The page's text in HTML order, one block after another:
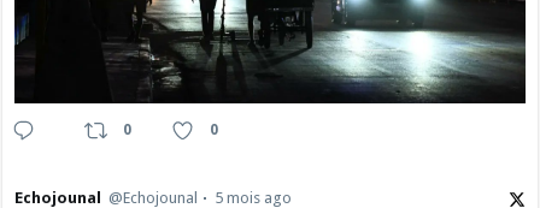
0 0
Echojounal @Echojounal
5 mois ago